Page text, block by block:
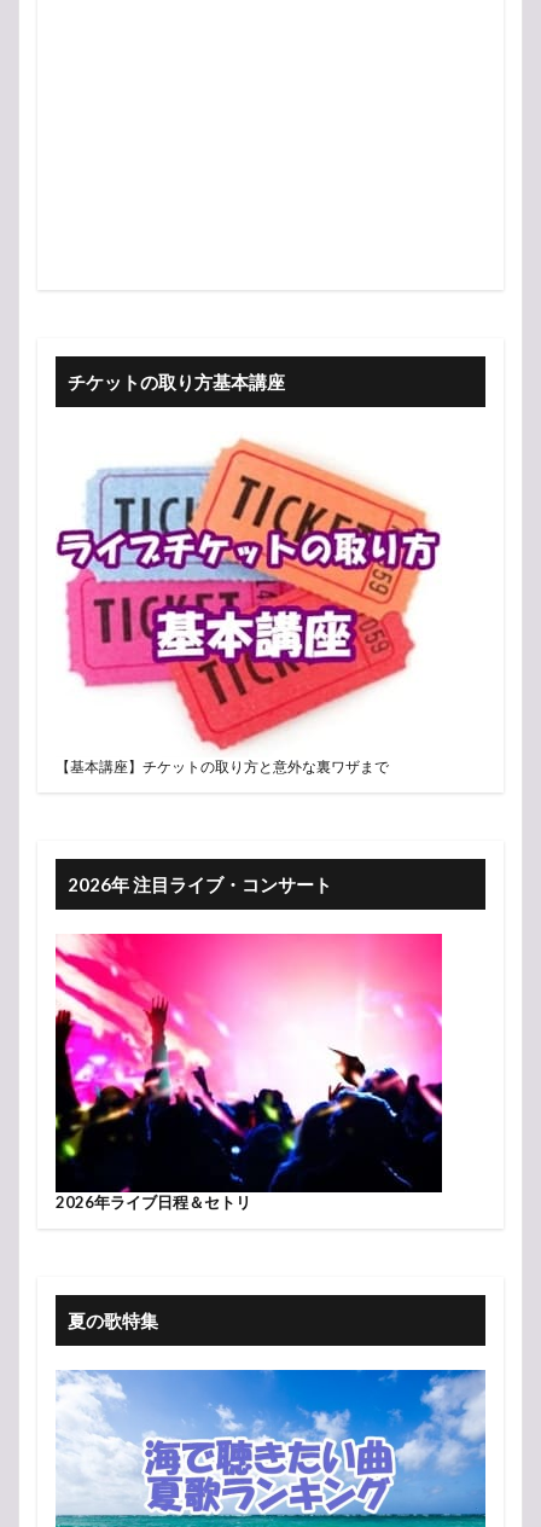
チケットの取り方基本講座
【基本講座】チケットの取り方と意外な裏ワザまで
2026年 注目ライブ・コンサート
2026年ライブ日程＆セトリ
夏の歌特集